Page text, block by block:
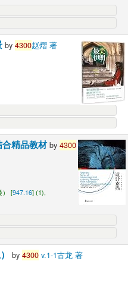
by4300赵熠 著
合精品教材by4300
） [947.16] (1),
）by4300 v.1-1古龙 著